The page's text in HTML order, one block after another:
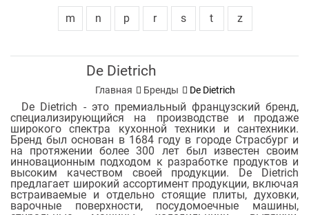
m n p r s t z
De Dietrich
Главная Бренды De Dietrich
De Dietrich - это премиальный французский бренд,
специализирующийся на производстве и продаже
широкого спектра кухонной техники и сантехники.
Бренд был основан в 1684 году в городе Страсбург и
на протяжении более 300 лет был известен своим
инновационным подходом к разработке продуктов и
высоким качеством своей продукции. De Dietrich
предлагает широкий ассортимент продукции, включая
встраиваемые и отдельно стоящие плиты, духовки,
варочные поверхности, посудомоечные машины,